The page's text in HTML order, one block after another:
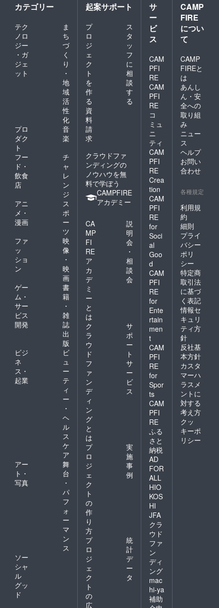
カテゴリー
テク
ノロ
ジー
・ガ
ジェ
ット
ま
ち
づ
く
り
・
地
域
活
性
化
プロ
ダク
ト
音
楽
フー
ド・
飲食
店
チ
ャ
レ
ン
ジ
アニ
メ・
漫画
ス
ポ
ー
ツ
ファ
ッ
ショ
ン
映
像
・
映
画
ゲー
ム・
サー
ビス
開発
書
籍
・
雑
誌
出
版
ビジ
ネ
ス・
起業
ビ
ュ
ー
テ
ィ
ー
・
ヘ
ル
ス
ケ
ア
アー
ト・
写真
舞
台
・
パ
フ
ォ
ー
マ
ン
ス
ソー
シャ
ル
グッ
ド
起案サポート
プ
ロ
ジ
ェ
ク
ト
を
作
る
ス
タ
ッ
フ
に
相
談
す
る
資
料
請
求
クラウドファ
ンディングの
ノウハウを無
料で学ぼう
CAMPFIRE
アカデミー
CA
MP
FI
RE
ア
カ
デ
ミ
ー
と
は
説
明
会
・
相
談
会
ク
ラ
ウ
ド
フ
ァ
ン
デ
ィ
ン
グ
と
は
サ
ポ
ー
ト
サ
ー
ビ
ス
プ
ロ
ジ
ェ
ク
ト
の
作
り
方
実
施
事
例
プ
ロ
ジ
ェ
ク
ト
の
広
統
計
デ
ー
タ
サ
ー
ビ
ス
CAM
PFI
RE
CAM
PFI
RE
コ
ミュ
ニ
ティ
CAM
PFI
RE
Crea
tion
CAM
PFI
RE
for
Soci
al
Goo
d
CAM
PFI
RE
for
Ente
rtain
men
t
CAM
PFI
RE
for
Spor
ts
CAM
PFI
RE
ふる
さと
納税
AD
FOR
ALL
HIO
KOS
HI
JFA
クラ
ウド
ファ
ン
ディ
ング
mac
hi-ya
補助
CAMP
FIRE
につい
て
CAMP
FIREと
は
あんし
ん・安
全への
取り組
み
ニュー
ス
ヘルプ
お問い
合わせ
各種規定
利用規
約
細則
プライ
バシー
ポリ
シー
特定商
取引法
に基づ
く表記
情報セ
キュリ
ティ方
針
反社基
本方針
カスタ
マーハ
ラスメ
ントに
対する
考え方
クッ
キーポ
リシー